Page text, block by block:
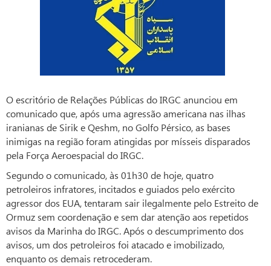
O escritório de Relações Públicas do IRGC anunciou em
comunicado que, após uma agressão americana nas ilhas
iranianas de Sirik e Qeshm, no Golfo Pérsico, as bases
inimigas na região foram atingidas por mísseis disparados
pela Força Aeroespacial do IRGC.
Segundo o comunicado, às 01h30 de hoje, quatro
petroleiros infratores, incitados e guiados pelo exército
agressor dos EUA, tentaram sair ilegalmente pelo Estreito de
Ormuz sem coordenação e sem dar atenção aos repetidos
avisos da Marinha do IRGC. Após o descumprimento dos
avisos, um dos petroleiros foi atacado e imobilizado,
enquanto os demais retrocederam.